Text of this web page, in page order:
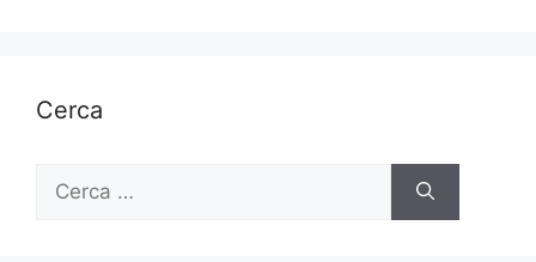
Cerca
per: